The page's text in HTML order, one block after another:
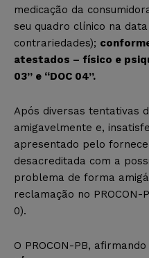
medicação da
seu quadro clínico na
contrariedades);
atestados – físico e
03” e “DOC 04”.
Após diversas tentativas
amigavelmente e,
apresentado pelo
desacreditada com a
problema de forma
reclamação no PROCON-
0).
O PROCON-PB,